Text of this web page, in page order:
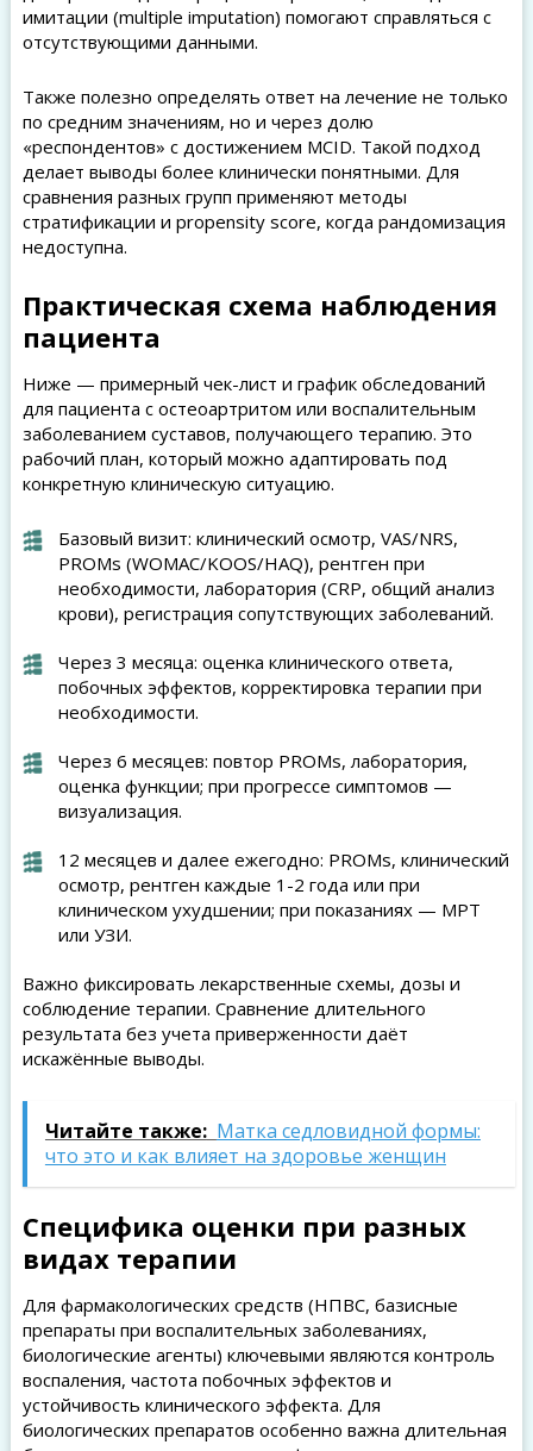
имитации (multiple imputation) помогают справляться с
отсутствующими данными.
Также полезно определять ответ на лечение не только
по средним значениям, но и через долю
«респондентов» с достижением MCID. Такой подход
делает выводы более клинически понятными. Для
сравнения разных групп применяют методы
стратификации и propensity score, когда рандомизация
недоступна.
Практическая схема наблюдения
пациента
Ниже — примерный чек-лист и график обследований
для пациента с остеоартритом или воспалительным
заболеванием суставов, получающего терапию. Это
рабочий план, который можно адаптировать под
конкретную клиническую ситуацию.
Базовый визит: клинический осмотр, VAS/NRS,
PROMs (WOMAC/KOOS/HAQ), рентген при
необходимости, лаборатория (CRP, общий анализ
крови), регистрация сопутствующих заболеваний.
Через 3 месяца: оценка клинического ответа,
побочных эффектов, корректировка терапии при
необходимости.
Через 6 месяцев: повтор PROMs, лаборатория,
оценка функции; при прогрессе симптомов —
визуализация.
12 месяцев и далее ежегодно: PROMs, клинический
осмотр, рентген каждые 1-2 года или при
клиническом ухудшении; при показаниях — МРТ
или УЗИ.
Важно фиксировать лекарственные схемы, дозы и
соблюдение терапии. Сравнение длительного
результата без учета приверженности даёт
искажённые выводы.
Читайте также: Матка седловидной формы:
что это и как влияет на здоровье женщин
Специфика оценки при разных
видах терапии
Для фармакологических средств (НПВС, базисные
препараты при воспалительных заболеваниях,
биологические агенты) ключевыми являются контроль
воспаления, частота побочных эффектов и
устойчивость клинического эффекта. Для
биологических препаратов особенно важна длительная